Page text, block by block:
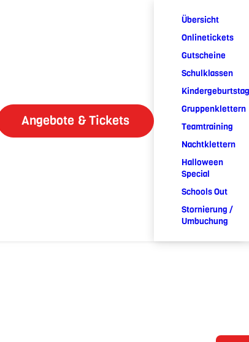
Angebote & Tickets
Übersicht
Onlinetickets
Gutscheine
Schulklassen
Kindergeburtstag
Gruppenklettern
Teamtraining
Nachtklettern
Halloween
Special
Schools Out
Stornierung /
Umbuchung